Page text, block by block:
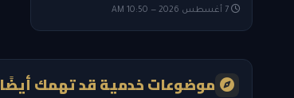
موضوعات خدمية قد تهمك أيضًا